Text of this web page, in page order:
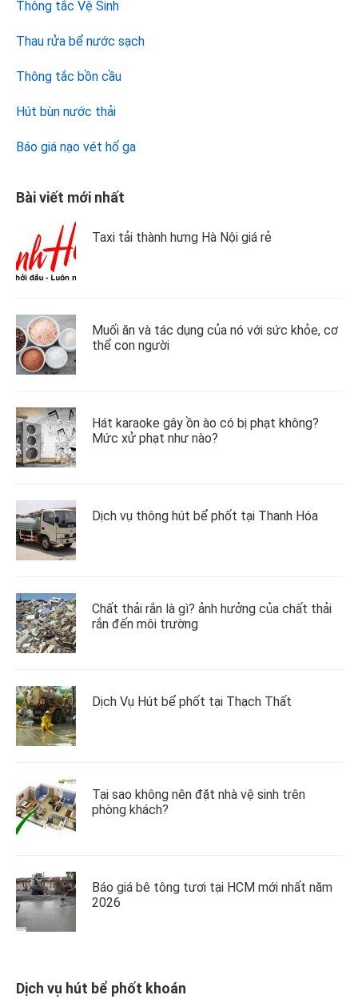
Thông tắc Vệ Sinh
Thau rửa bể nước sạch
Thông tắc bồn cầu
Hút bùn nước thải
Báo giá nạo vét hố ga
Bài viết mới nhất
Taxi tải thành hưng Hà Nội giá rẻ
Muối ăn và tác dụng của nó với sức khỏe, cơ
thể con người
Hát karaoke gây ồn ào có bị phạt không?
Mức xử phạt như nào?
Dịch vụ thông hút bể phốt tại Thanh Hóa
Chất thải rắn là gì? ảnh hưởng của chất thải
rắn đến môi trường
Dịch Vụ Hút bể phốt tại Thạch Thất
Tại sao không nên đặt nhà vệ sinh trên
phòng khách?
Báo giá bê tông tươi tại HCM mới nhất năm
2026
Dịch vụ hút bể phốt khoán